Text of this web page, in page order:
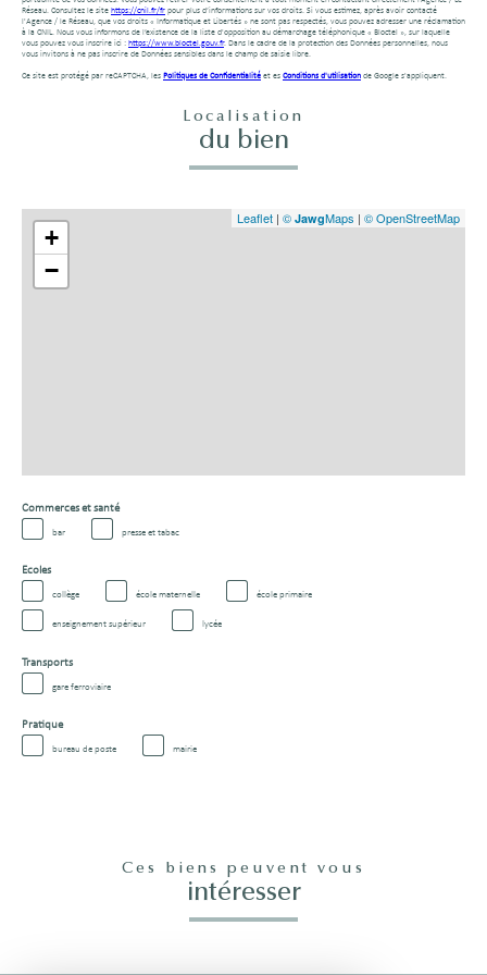
Réseau. Consultez le site https://cnil.fr/fr pour plus d’informations sur vos droits. Si vous estimez, après avoir contacté
l'Agence / le Réseau, que vos droits « Informatique et Libertés » ne sont pas respectés, vous pouvez adresser une réclamation
à la CNIL. Nous vous informons de l’existence de la liste d'opposition au démarchage téléphonique « Bloctel », sur laquelle
vous pouvez vous inscrire ici : https://www.bloctel.gouv.fr. Dans le cadre de la protection des Données personnelles, nous
vous invitons à ne pas inscrire de Données sensibles dans le champ de saisie libre.
Ce site est protégé par reCAPTCHA, les Politiques de Confidentialité et es Conditions d'utilisation de Google s'appliquent.
Localisation
du bien
+
−
Leaflet | © JawgMaps | © OpenStreetMap
Commerces et santé
bar presse et tabac
Ecoles
collège école maternelle école primaire
enseignement supérieur lycée
Transports
gare ferroviaire
Pratique
bureau de poste mairie
Ces biens peuvent vous
intéresser